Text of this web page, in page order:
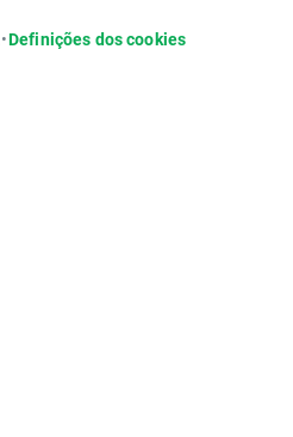
•Definições dos cookies